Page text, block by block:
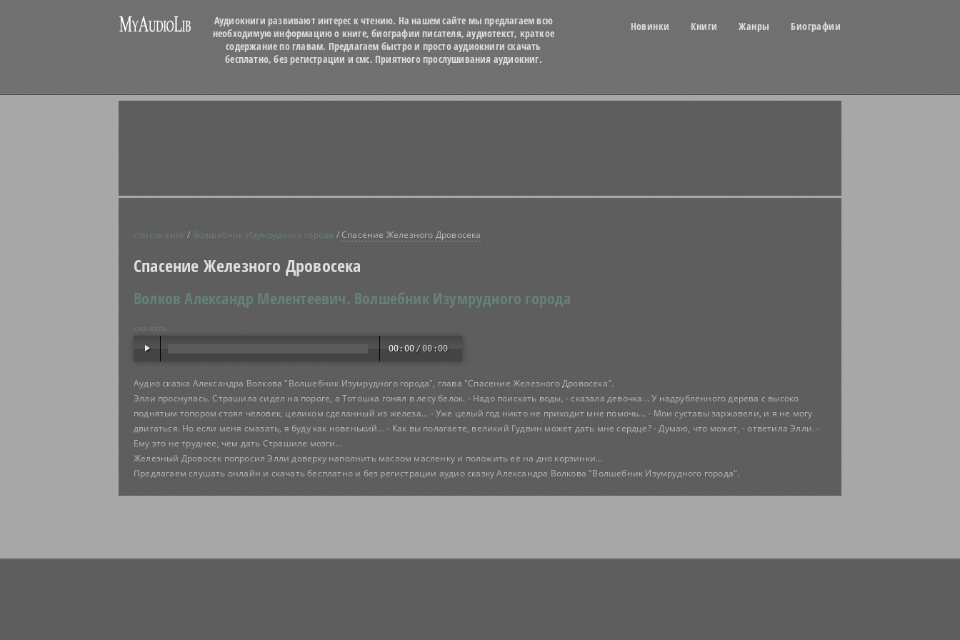
Аудиокниги развивают интерес к чтению. На нашем сайте мы предлагаем всю
необходимую информацию о книге, биографии писателя, аудиотекст, краткое
содержание по главам. Предлагаем быстро и просто аудиокниги скачать
бесплатно, без регистрации и смс. Приятного прослушивания аудиокниг.
Новинки Книги Жанры Биографии
список книг/ Волшебник Изумрудного города / Спасение Железного Дровосека
Спасение Железного Дровосека
Волков Александр Мелентеевич. Волшебник Изумрудного города
скачать
00:00 /00:00
Аудио сказка Александра Волкова "Волшебник Изумрудного города", глава "Спасение Железного Дровосека".
Элли проснулась. Страшила сидел на пороге, а Тотошка гонял в лесу белок. - Надо поискать воды, - сказала девочка... У надрубленного дерева с высоко
поднятым топором стоял человек, целиком сделанный из железа... - Уже целый год никто не приходит мне помочь... - Мои суставы заржавели, и я не могу
двигаться. Но если меня смазать, я буду как новенький... - Как вы полагаете, великий Гудвин может дать мне сердце? - Думаю, что может, - ответила Элли. -
Ему это не труднее, чем дать Страшиле мозги...
Железный Дровосек попросил Элли доверху наполнить маслом масленку и положить её на дно корзинки...
Предлагаем слушать онлайн и скачать бесплатно и без регистрации аудио сказку Александра Волкова "Волшебник Изумрудного города".